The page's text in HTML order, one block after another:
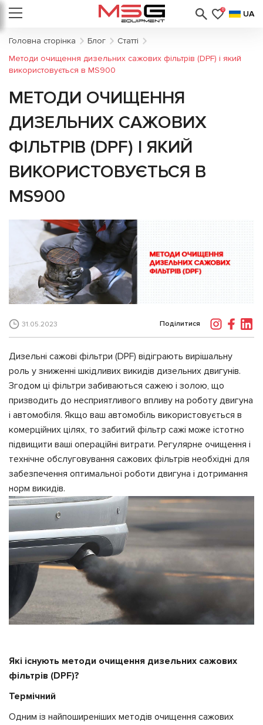
0 UA
Головна сторінка Блог
Статті
Методи очищення дизельних сажових фільтрів (DPF) і який
використовується в MS900
МЕТОДИ ОЧИЩЕННЯ
ДИЗЕЛЬНИХ САЖОВИХ
ФІЛЬТРІВ (DPF) І ЯКИЙ
ВИКОРИСТОВУЄТЬСЯ В
MS900
31.05.2023 Поділитися
Дизельні сажові фільтри (DPF) відіграють вирішальну
роль у зниженні шкідливих викидів дизельних двигунів.
Згодом ці фільтри забиваються сажею і золою, що
призводить до несприятливого впливу на роботу двигуна
і автомобіля. Якщо ваш автомобіль використовується в
комерційних цілях, то забитий фільтр сажі може істотно
підвищити ваші операційні витрати. Регулярне очищення і
технічне обслуговування сажових фільтрів необхідні для
забезпечення оптимальної роботи двигуна і дотримання
норм викидів.
Які існують методи очищення дизельних сажових
фільтрів (DPF)?
Термічний
Одним із найпоширеніших методів очищення сажових